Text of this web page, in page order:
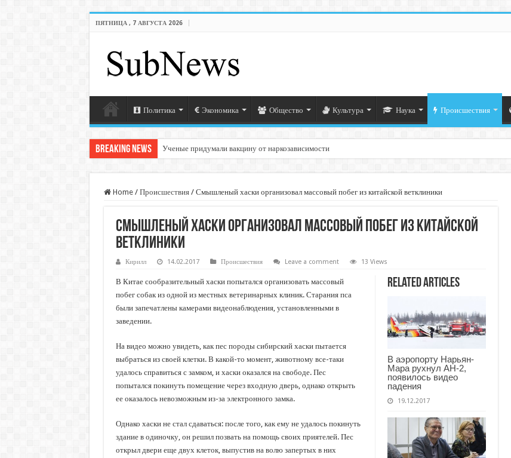
ПЯТНИЦА , 7 АВГУСТА 2026
Политика Экономика Общество Культура Наука Происшествия
Breaking News Ученые придумали вакцину от наркозависимости
Home / Происшествия / Смышленый хаски организовал массовый побег из китайской ветклиники
Смышленый хаски организовал массовый побег из китайской
ветклиники
Кирилл 14.02.2017 Происшествия Leave a comment 13 Views
Related Articles
В аэропорту Нарьян-
Мара рухнул АН-2,
появилось видео
падения
19.12.2017
В Китае сообразительный хаски попытался организовать массовый
побег собак из одной из местных ветеринарных клиник. Старания пса
были запечатлены камерами видеонаблюдения, установленными в
заведении.
На видео можно увидеть, как пес породы сибирский хаски пытается
выбраться из своей клетки. В какой-то момент, животному все-таки
удалось справиться с замком, и хаски оказался на свободе. Пес
попытался покинуть помещение через входную дверь, однако открыть
ее оказалось невозможным из-за электронного замка.
Однако хаски не стал сдаваться: после того, как ему не удалось покинуть
здание в одиночку, он решил позвать на помощь своих приятелей. Пес
открыл двери еще двух клеток, выпустив на волю запертых в них